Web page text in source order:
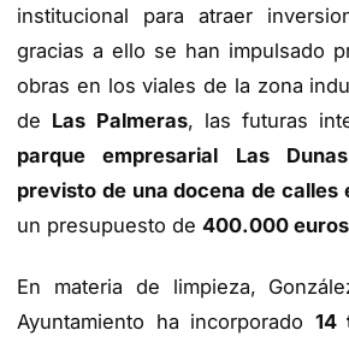
institucional para atraer
gracias a ello se han impulsado
obras en los viales de la zona
de Las Palmeras, las futuras
parque empresarial Las Dunas
previsto de una docena de calles
un presupuesto de 400.000 euros
En materia de limpieza,
Ayuntamiento ha incorporado 14